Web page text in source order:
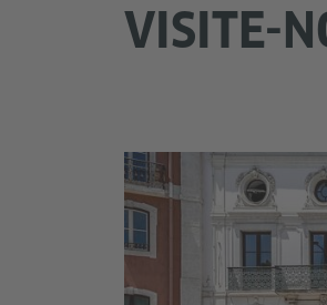
VISITE-